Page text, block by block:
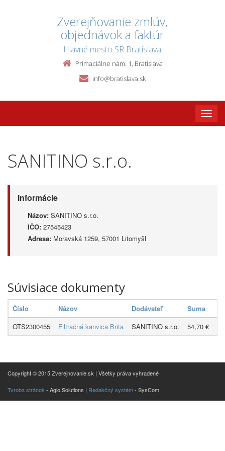
Zverejňovanie zmlúv,
objednávok a faktúr
Hlavné mesto SR Bratislava
Primaciálne nám. 1, Bratislava
info@bratislava.sk
Toggle
SANITINO s.r.o.
Informácie
Názov: SANITINO s.r.o.
IČO: 27545423
Adresa: Moravská 1259, 57001 Litomyšl
Súvisiace dokumenty
Číslo Názov Dodávateľ Suma
OTS2300455
Filtračná kanvica Brita SANITINO s.r.o. 54,70 €
Copyright © 2015 Zverejnovanie.sk | Všetky práva vyhradené
Tvroba stránok - Aglo Solutions | Redakčný systém- SysCom